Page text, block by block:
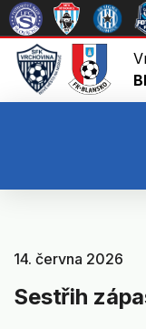
14. června 2026
Sestřih